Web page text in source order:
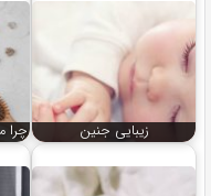
زیبایی جنین چرا